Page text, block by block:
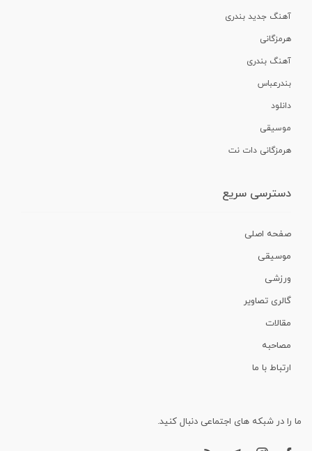
آهنگ جدید بندری
هرمزگانی
آهنگ بندری
بندرعباس
دانلود
موسیقی
هرمزگانی دات نت
دسترسی سریع
صفحه اصلی
موسیقی
ورزشی
گالری تصاویر
مقالات
مصاحبه
ارتباط با ما
ما را در شبکه های اجتماعی دنبال کنید.